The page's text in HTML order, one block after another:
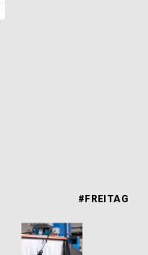
#FREITAG